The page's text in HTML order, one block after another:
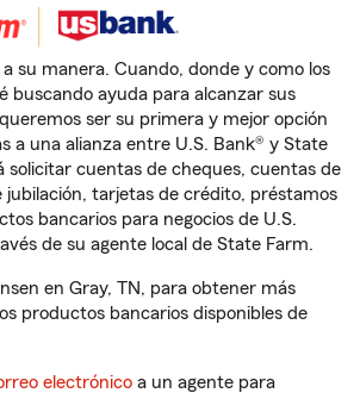
su manera. Cuando, donde y como los
buscando ayuda para alcanzar sus
ser su primera y mejor opción
a una alianza entre U.S. Bank® y State
solicitar cuentas de cheques, cuentas de
jubilación, tarjetas de crédito, préstamos
bancarios para negocios de U.S.
de su agente local de State Farm.
en Gray, TN, para obtener más
productos bancarios disponibles de
electrónico a un agente para